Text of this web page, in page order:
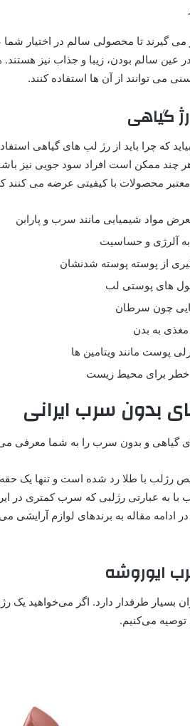
می گیرند تا محصولی سالم در اختیار
در عین سالم بودن، زیبا و جذاب نیز
می توانند از آن ها استفاده کنند.
گیاهی
که چرا باید از رژ لب های گیاهی
چند ممکن است افراد سود جویی نیز
معتبر محصولات با کیفیتی عرضه می کنند
مواد شیمیایی مانند سرب و پارابن
به آلرژی و حساسیت
از پوسته پوسته شدنشان
های پوستی لب
چون سرطان
به بدن
پوست مانند ویتامین ها
خطر برای محیط زیست
بدون سرب ایرانی
گیاهی و بدون سرب را به شما معرفی
رژلب با طلا رد شده است و تنها یک
به عبارتی رژلبی که سرب کمتری در
مقاله به برندهای لوازم آرایشی
بسیار طرفدار دارد. اگر می‌خواهید یک
می‌کنیم.